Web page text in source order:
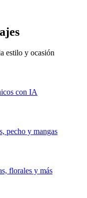
estilo y ocasión
con IA
pecho y mangas
florales y más